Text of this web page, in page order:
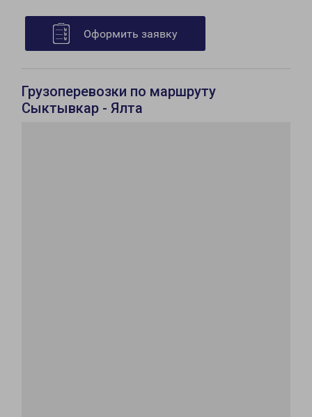
Оформить заявку
Грузоперевозки по маршруту
Сыктывкар - Ялта